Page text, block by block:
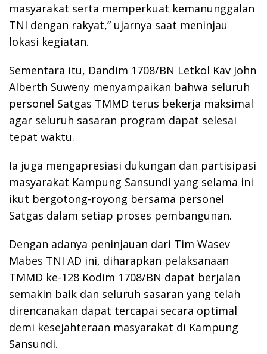
masyarakat serta memperkuat kemanunggalan
TNI dengan rakyat,” ujarnya saat meninjau
lokasi kegiatan.
Sementara itu, Dandim 1708/BN Letkol Kav John
Alberth Suweny menyampaikan bahwa seluruh
personel Satgas TMMD terus bekerja maksimal
agar seluruh sasaran program dapat selesai
tepat waktu.
Ia juga mengapresiasi dukungan dan partisipasi
masyarakat Kampung Sansundi yang selama ini
ikut bergotong-royong bersama personel
Satgas dalam setiap proses pembangunan.
Dengan adanya peninjauan dari Tim Wasev
Mabes TNI AD ini, diharapkan pelaksanaan
TMMD ke-128 Kodim 1708/BN dapat berjalan
semakin baik dan seluruh sasaran yang telah
direncanakan dapat tercapai secara optimal
demi kesejahteraan masyarakat di Kampung
Sansundi.